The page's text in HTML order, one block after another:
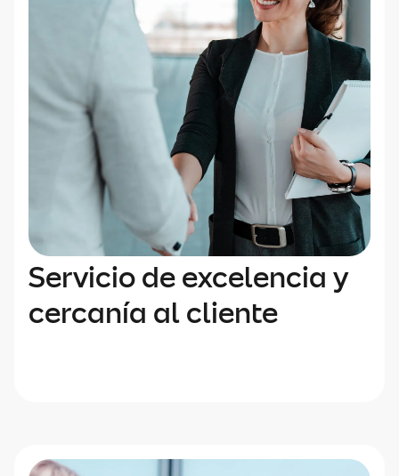
Servicio de excelencia y
cercanía al cliente